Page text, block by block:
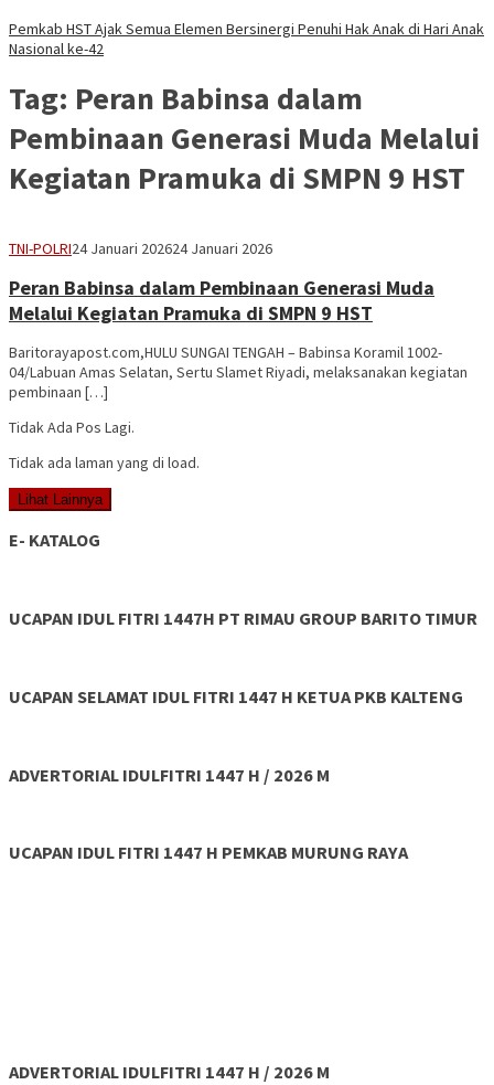
Pemkab HST Ajak Semua Elemen Bersinergi Penuhi Hak Anak di Hari Anak
Nasional ke-42
Tag: Peran Babinsa dalam
Pembinaan Generasi Muda Melalui
Kegiatan Pramuka di SMPN 9 HST
TNI-POLRIVananta
24 Januari 202624 Januari 2026
Peran Babinsa dalam Pembinaan Generasi Muda
Melalui Kegiatan Pramuka di SMPN 9 HST
Baritorayapost.com,HULU SUNGAI TENGAH – Babinsa Koramil 1002-
04/Labuan Amas Selatan, Sertu Slamet Riyadi, melaksanakan kegiatan
pembinaan […]
Tidak Ada Pos Lagi.
Tidak ada laman yang di load.
Lihat Lainnya
E- KATALOG
UCAPAN IDUL FITRI 1447H PT RIMAU GROUP BARITO TIMUR
UCAPAN SELAMAT IDUL FITRI 1447 H KETUA PKB KALTENG
ADVERTORIAL IDULFITRI 1447 H / 2026 M
UCAPAN IDUL FITRI 1447 H PEMKAB MURUNG RAYA
ADVERTORIAL IDULFITRI 1447 H / 2026 M